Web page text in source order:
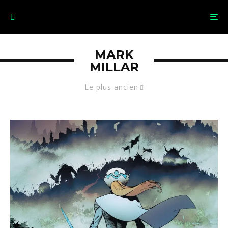
Le plus ancien
MARK
MILLAR